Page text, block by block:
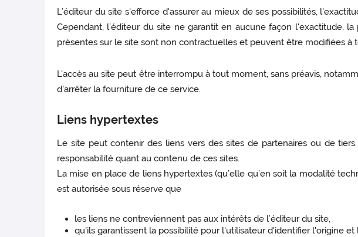
L’éditeur du site s'efforce d'assurer au mieux de ses possibilités,
Cependant, l’éditeur du site ne garantit en aucune façon l'exactitude,
présentes sur le site sont non contractuelles et peuvent être modifiées à
L'accès au site peut être interrompu à tout moment, sans préavis,
d'arrêter la fourniture de ce service.
Liens hypertextes
Le site peut contenir des liens vers des sites de partenaires ou de
responsabilité quant au contenu de ces sites.
La mise en place de liens hypertextes (qu’elle qu’en soit la modalité
est autorisée sous réserve que
les liens ne contreviennent pas aux intérêts de l’éditeur du site,
qu'ils garantissent la possibilité pour l'utilisateur d'identifier l'origine